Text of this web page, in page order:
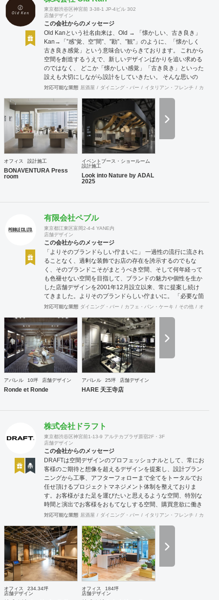
東京都渋谷区神宮前 3-38-1 JP-4ビル 302
店舗デザイン
この会社からのメッセージ
Old Kanという社名由来は、Old → 「懐かしい、古き良き」
Kan→「”感”覚、空”間”、”勘”、”観”」のように、「懐かしく
古き良き感覚」という意味合いからきております。 これから
空間を創造するうえで、新しいデザインばかりを追い求める
のではなく、 どこか「懐かしい感覚」「古き良き」といった
設えも大切にしながら設計をしていきたい。 そんな思いの
下、日々クライアント様、そしてその空間を使うお客様に幸
ます。 Old Kan 浦田 晶平 Shohei Urata https://old-kan.jp
Instagram：https://www.instagram.com/old_kan_/?hl=ja
shohei_urata@old-kan.jp 〒150-0001 東京都渋谷区神宮前
3-38-1 JP-4ビル 302
対応可能な業態 居酒屋 ダイニング・バー イタリアン・フレンチ カフェ
オフィス 設計施工
BONAVENTURA Press
room
イベントブース・ショールーム
設計施工
Look into Nature by ADAL
2025
有限会社ペブル
東京都江東区富岡2-4-4 YANE内
店舗デザイン
この会社からのメッセージ
「よりそのブランドらしい佇まいに」 一過性の流行に流され
ることなく、過剰な装飾でお店の存在を誇示するのでもな
く、そのブランドこそがまとうべき空間、そして何年経って
も色褪せない空間を目指して、ブランドの魅力や個性を生か
した店舗デザインを2001年12月設立以来、常に提案し続け
てきました。よりそのブランドらしい佇まいに。 「必要な箇
所に、必要なデザインを」 2012年からはさらにその思いを
らブランディングまで総合的にブランドの出店をバックアッ
プできる体制も整えてきました。そのブランドにとってまず
何を優先すべきか、何が本当に必要なのか、そこをきちんと
アドバイスできる会社でありたいと思っています。 業務内容
・店舗設計（物販店／飲食店／美容室など） ・ブランディン
グ及びディレクション業務 ・出店におけるトータルデザイン
・住宅リノベーション ・家具及び什器デザイン
対応可能な業態 ダイニング・バー カフェ・パン・ケーキ その他 オフィス
アパレル 10坪 店舗デザイン
Ronde et Ronde
アパレル 25坪 店舗デザイン
HARE 天王寺店
株式会社ドラフト
東京都渋谷区神宮前1-13-9 アルテカプラザ原宿2F・3F
店舗デザイン
この会社からのメッセージ
DRAFTは空間デザインのプロフェッショナルとして、常にお
客様のご期待と想像を超えるデザインを提案し、設計プラン
ニングから工事、アフターフォローまで全てをトータルでお
任せ頂けるプロジェクトマネジメント体制を整えておりま
す。お客様がまた足を運びたいと思えるような空間、特別な
時間と演出でお客様をおもてなしする空間、購買意欲に働き
かけるレイアウトとVMD、ブランド力を高める空間演出な
持っております。 ご希望されるイメージ、コストに関する不
安要素、 新規オープン、移転・改装に関するスケジュール、
ほか不明点など、まずはお気軽にお問い合わせください。
対応可能な業態 居酒屋 ダイニング・バー イタリアン・フレンチ カフェ
オフィス
234.34坪
店舗デザイン
オフィス
184坪
店舗デザイン